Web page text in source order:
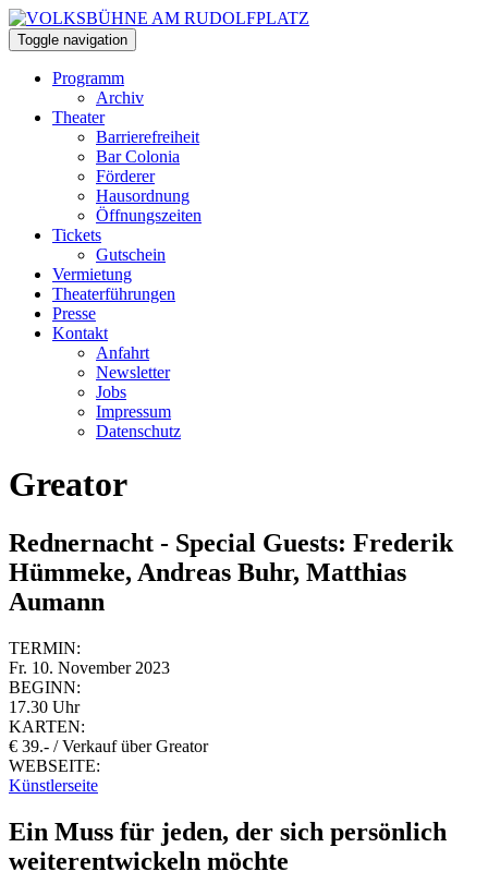
Toggle navigation
Programm
Archiv
Theater
Barrierefreiheit
Bar Colonia
Förderer
Hausordnung
Öffnungszeiten
Tickets
Gutschein
Vermietung
Theaterführungen
Presse
Kontakt
Anfahrt
Newsletter
Jobs
Impressum
Datenschutz
Greator
Rednernacht - Special Guests: Frederik
Hümmeke, Andreas Buhr, Matthias
Aumann
TERMIN:
Fr. 10. November 2023
BEGINN:
17.30 Uhr
KARTEN:
€ 39.- / Verkauf über Greator
WEBSEITE:
Künstlerseite
Ein Muss für jeden, der sich persönlich
weiterentwickeln möchte